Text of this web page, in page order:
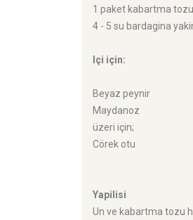
1 paket kabartma tozu
4 - 5 su bardagina
Içi için:
Beyaz peynir
Maydanoz
üzeri için;
Cörek otu
Yapilisi
Un ve kabartma tozu